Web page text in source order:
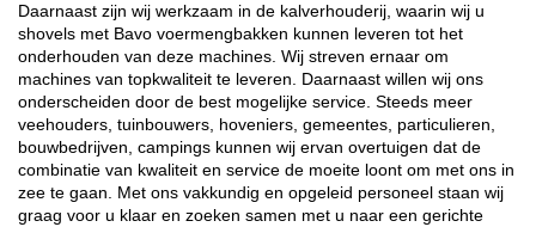
Daarnaast zijn wij werkzaam in de kalverhouderij, waarin wij u
shovels met Bavo voermengbakken kunnen leveren tot het
onderhouden van deze machines. Wij streven ernaar om
machines van topkwaliteit te leveren. Daarnaast willen wij ons
onderscheiden door de best mogelijke service. Steeds meer
veehouders, tuinbouwers, hoveniers, gemeentes, particulieren,
bouwbedrijven, campings kunnen wij ervan overtuigen dat de
combinatie van kwaliteit en service de moeite loont om met ons in
zee te gaan. Met ons vakkundig en opgeleid personeel staan wij
graag voor u klaar en zoeken samen met u naar een gerichte